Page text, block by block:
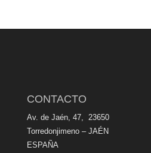
CONTACTO
Av. de Jaén, 47, 23650
Torredonjimeno – JAÉN
ESPAÑA